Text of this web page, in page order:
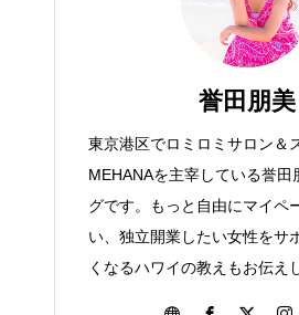
誉田朋美
東京港区でロミロミサロン＆
MEHANAを主宰している誉田
グです。もっと自由にマイペ
い、独立開業したい女性をサ
くなるハワイの教えもお伝え